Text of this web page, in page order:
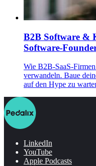
B2B Software &
Software-
Wie B2B-SaaS-
verwandeln. Baue
auf den Hype zu
LinkedIn
YouTube
Apple Podcasts